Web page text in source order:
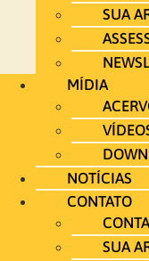
SUA
MÍDIA
NOTÍCIAS
CONTATO
SUA